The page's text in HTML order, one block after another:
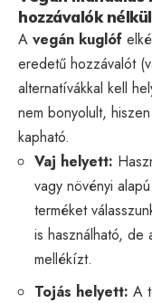
hozzávalók nélkül
A vegán kuglóf
eredetű hozzávalót
alternatívákkal kell
nem bonyolult,
kapható.
Vaj helyett:
vagy növényi
terméket
is használható, de
mellékízt.
Tojás helyett: A